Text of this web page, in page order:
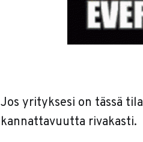
Jos yrityksesi on tässä
kannattavuutta rivakasti.